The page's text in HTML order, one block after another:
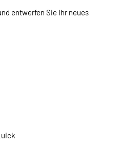
entwerfen Sie Ihr neues